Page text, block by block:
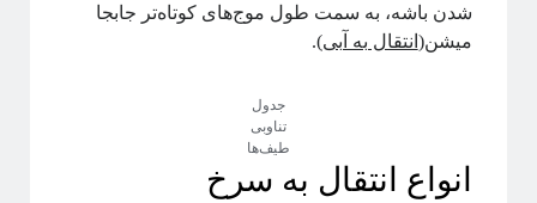
شبه علم
شبکه‌های پیچیده
فیزیک
شدن باشه، به سمت طول موج‌های کوتاه‌تر جابجا
میشن( انتقال به آبی).
جدول
تناوبی
طیف‌ها
انواع انتقال به سرخ